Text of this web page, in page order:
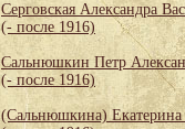
Серговская Александра
(- после 1916)
Сальнюшкин Петр
(- после 1916)
(Сальнюшкина) Екатерина